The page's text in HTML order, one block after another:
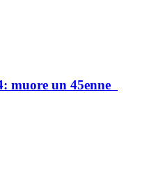
muore un 45enne